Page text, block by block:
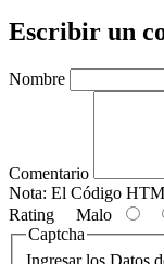
Escribir un
Nombre
Comentario
Nota: El Código
Rating Malo
Captcha
Ingresar los Datos